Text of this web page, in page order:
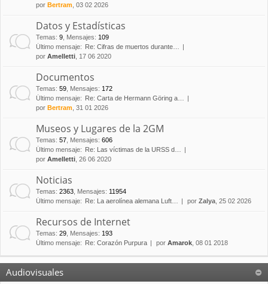
por Bertram , 03 02 2026
Datos y Estadísticas
Temas: 9 Mensajes: 109
Último mensaje:
Re: Cifras de muertos durante…
por Amelletti , 17 06 2020
Documentos
Temas: 59 Mensajes: 172
Último mensaje:
Re: Carta de Hermann Göring a…
por Bertram , 31 01 2026
Museos y Lugares de la 2GM
Temas: 57 Mensajes: 606
Último mensaje:
Re: Las víctimas de la URSS d…
por Amelletti , 26 06 2020
Noticias
Temas: 2363 Mensajes: 11954
Último mensaje:
Re: La aerolínea alemana Luft… por Zalya , 25 02 2026
Recursos de Internet
Temas: 29 Mensajes: 193
Último mensaje:
Re: Corazón Purpura por Amarok , 08 01 2018
Audiovisuales